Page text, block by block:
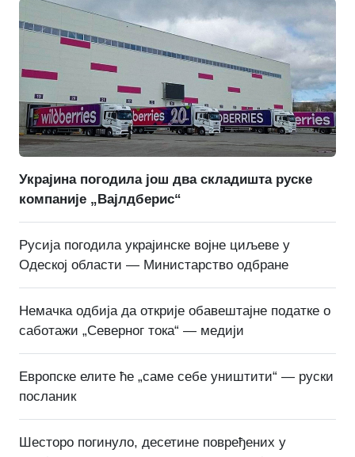
Украјина погодила још два складишта руске
компаније „Вајлдберис“
Русија погодила украјинске војне циљеве у
Одеској области — Министарство одбране
Немачка одбија да открије обавештајне податке о
саботажи „Северног тока“ — медији
Европске елите ће „саме себе уништити“ — руски
посланик
Шесторо погинуло, десетине повређених у